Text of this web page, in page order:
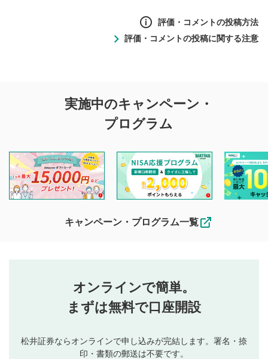
評価・コメントの投稿方法
投稿するボタン
星で評価をすると投稿できます。（お名前とコメント
3
動画の評価
評価・コメントの投稿に関する注意
投稿に関する注意
を目的として、各動画コンテンツに、評価およびコメントの
投稿ができます。利用者は以下の注意事項をご理解のうえ、
閲覧および投稿を行うものとしてください。
他の利用者が動画を視聴される際の参考になるコメントをお
待ちしております。
なお、投稿をもって、本注意事項に同意されたものとみなし
行ってください。
当社は、利用者同士、もしくは利用者と第三者間のトラ
ブルによって生じた損害に対して一切の責任を負いませ
評価およびコメントは当社にて審査のうえ、掲載となり
ます。掲載されるまでに日数がかかる場合や掲載されない
実施中のキャンペーン・
プログラム
キャンペーン・プログラム一覧
オンラインで簡単。
まずは無料で口座開設
松井証券ならオンラインで申し込みが完結します。署名・捺
印・書類の郵送は不要です。